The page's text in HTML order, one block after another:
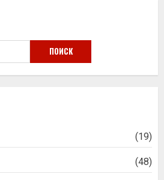
ПОИСК
(19)
(48)